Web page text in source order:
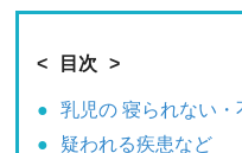
目次
乳児の 寝られない
疑われる疾患など